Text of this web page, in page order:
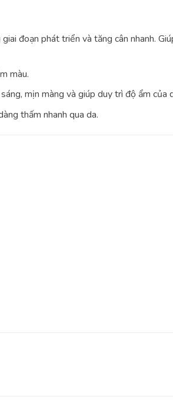
đoạn phát triển và tăng cân nhanh.
màu.
mịn màng và giúp duy trì độ ẩm của
thấm nhanh qua da.